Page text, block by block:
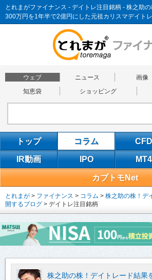
300万円を1年半で2億円にした元祖カリスマデイト
ウェブ ニュース 画像
知恵袋
ショッピング
トップ コラム CFD
IR動画 IPO MT4
カブトモNet
とれまが > ファイナンス > コラム > 株之助の株！デ
開するブログ > デイトレ注目銘柄
株之助の株！デイトレード結果